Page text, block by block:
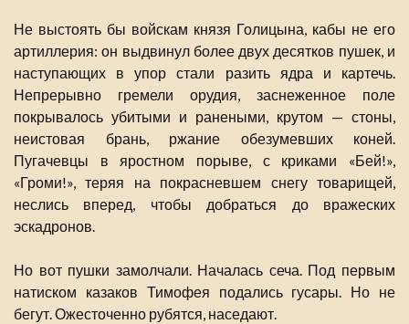
Не выстоять бы войскам князя Голицына, кабы не его
артиллерия: он выдвинул более двух десятков пушек, и
наступающих в упор стали разить ядра и картечь.
Непрерывно гремели орудия, заснеженное поле
покрывалось убитыми и ранеными, крутом — стоны,
неистовая брань, ржание обезумевших коней.
Пугачевцы в яростном порыве, с криками «Бей!»,
«Громи!», теряя на покрасневшем снегу товарищей,
неслись вперед, чтобы добраться до вражеских
эскадронов.
Но вот пушки замолчали. Началась сеча. Под первым
натиском казаков Тимофея подались гусары. Но не
бегут. Ожесточенно рубятся, наседают.